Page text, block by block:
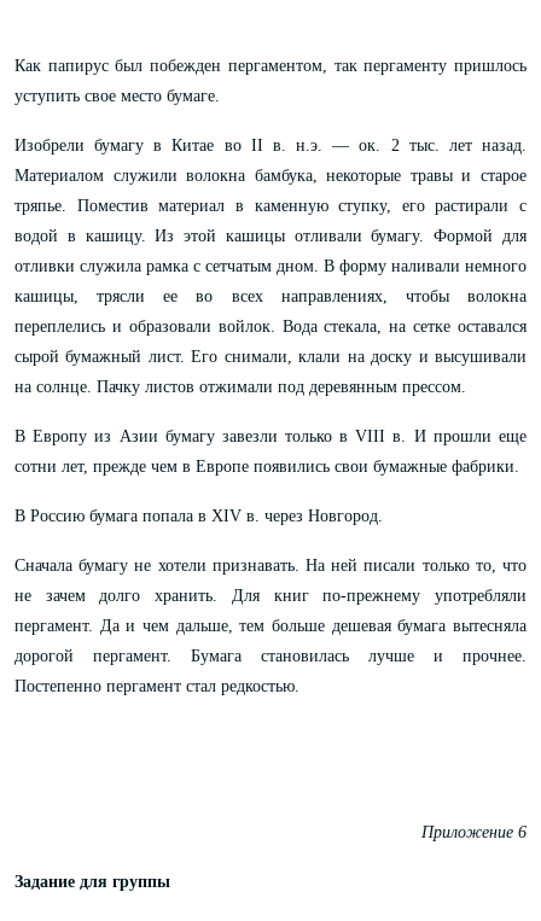
Как папирус был побежден пергаментом, так пергаменту пришлось
уступить свое место бумаге.
Изобрели бумагу в Китае во II в. н.э. — ок. 2 тыс. лет назад.
Материалом служили волокна бамбука, некоторые травы и старое
тряпье. Поместив материал в каменную ступку, его растирали с
водой в кашицу. Из этой кашицы отливали бумагу. Формой для
отливки служила рамка с сетчатым дном. В форму наливали немного
кашицы, трясли ее во всех направлениях, чтобы волокна
переплелись и образовали войлок. Вода стекала, на сетке оставался
сырой бумажный лист. Его снимали, клали на доску и высушивали
на солнце. Пачку листов отжимали под деревянным прессом.
В Европу из Азии бумагу завезли только в VIII в. И прошли еще
сотни лет, прежде чем в Европе появились свои бумажные фабрики.
В Россию бумага попала в XIV в. через Новгород.
Сначала бумагу не хотели признавать. На ней писали только то, что
не зачем долго хранить. Для книг по-прежнему употребляли
пергамент. Да и чем дальше, тем больше дешевая бумага вытесняла
дорогой пергамент. Бумага становилась лучше и прочнее.
Постепенно пергамент стал редкостью.
Приложение 6
Задание для группы